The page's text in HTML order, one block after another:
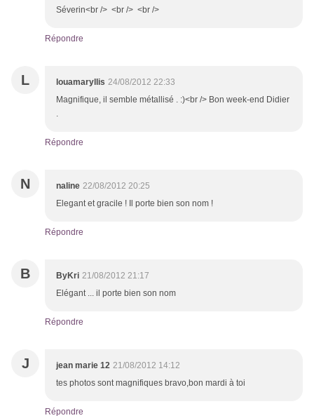
Séverin<br /> <br /> <br />
Répondre
L louamaryllis 24/08/2012 22:33
Magnifique, il semble métallisé . :)<br /> Bon week-end Didier
.
Répondre
N naline 22/08/2012 20:25
Elegant et gracile ! Il porte bien son nom !
Répondre
B ByKri 21/08/2012 21:17
Elégant ... il porte bien son nom
Répondre
J jean marie 12 21/08/2012 14:12
tes photos sont magnifiques bravo,bon mardi à toi
Répondre